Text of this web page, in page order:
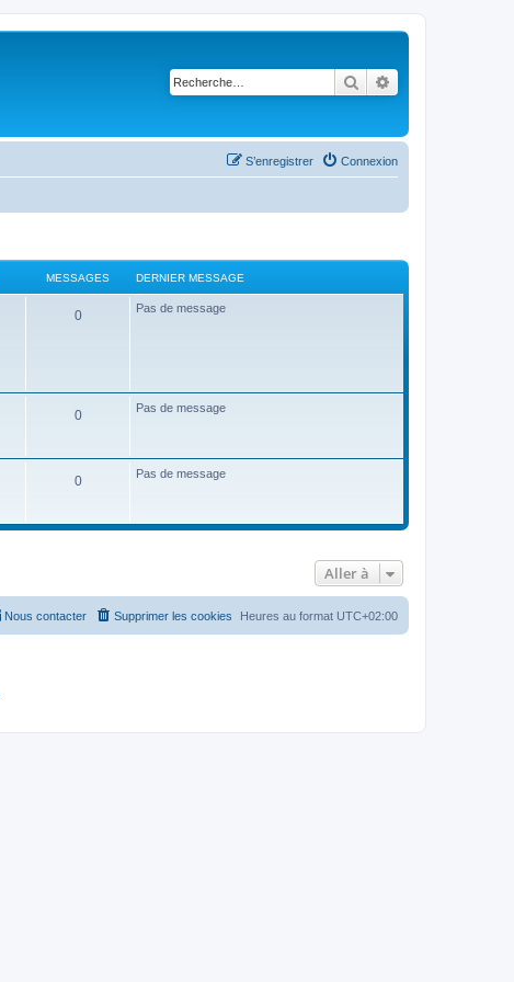
Rechercher
Connexion
S’enregistrer
MESSAGES DERNIER MESSAGE
0 Pas de message
0 Pas de message
0 Pas de message
Aller à
Heures au format UTC+02:00
Supprimer les cookies
Nous contacter